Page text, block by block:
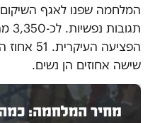
שישה אחוזים הן נשים.